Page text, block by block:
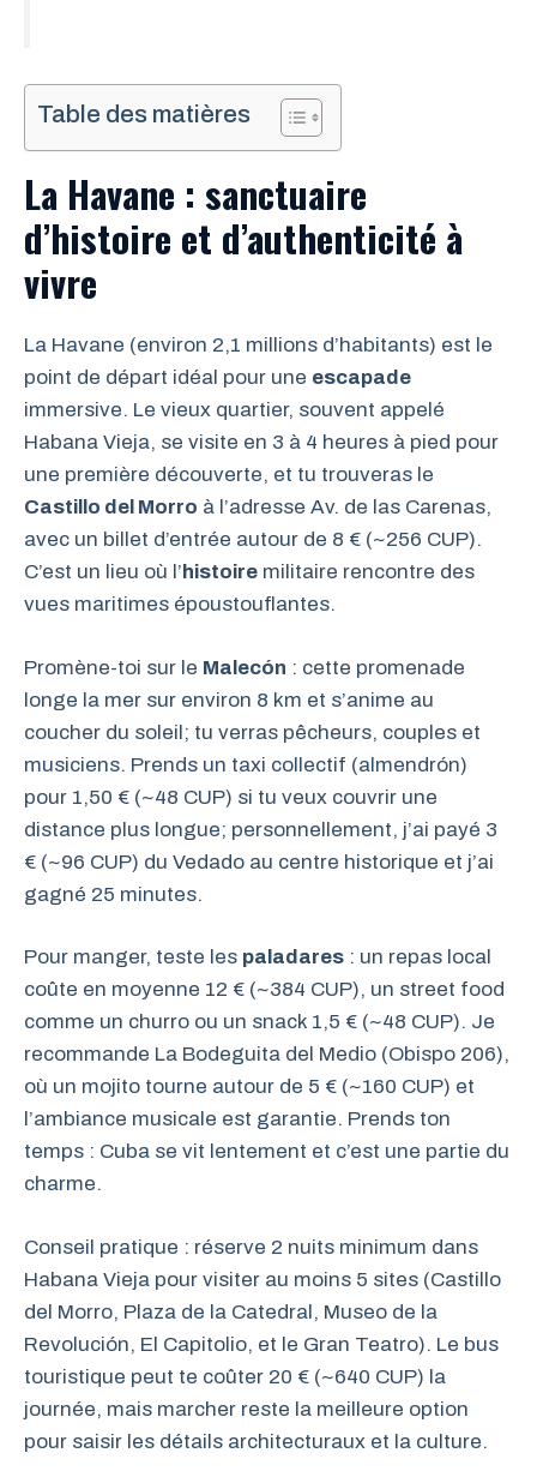
Table des matières
La Havane : sanctuaire
d’histoire et d’authenticité à
vivre
La Havane (environ 2,1 millions d’habitants) est le
point de départ idéal pour une escapade
immersive. Le vieux quartier, souvent appelé
Habana Vieja, se visite en 3 à 4 heures à pied pour
une première découverte, et tu trouveras le
Castillo del Morro à l’adresse Av. de las Carenas,
avec un billet d’entrée autour de 8 € (~256 CUP).
C’est un lieu où l’ histoire militaire rencontre des
vues maritimes époustouflantes.
Promène-toi sur le Malecón : cette promenade
longe la mer sur environ 8 km et s’anime au
coucher du soleil; tu verras pêcheurs, couples et
musiciens. Prends un taxi collectif (almendrón)
pour 1,50 € (~48 CUP) si tu veux couvrir une
distance plus longue; personnellement, j’ai payé 3
€ (~96 CUP) du Vedado au centre historique et j’ai
gagné 25 minutes.
Pour manger, teste les paladares : un repas local
coûte en moyenne 12 € (~384 CUP), un street food
comme un churro ou un snack 1,5 € (~48 CUP). Je
recommande La Bodeguita del Medio (Obispo 206),
où un mojito tourne autour de 5 € (~160 CUP) et
l’ambiance musicale est garantie. Prends ton
temps : Cuba se vit lentement et c’est une partie du
charme.
Conseil pratique : réserve 2 nuits minimum dans
Habana Vieja pour visiter au moins 5 sites (Castillo
del Morro, Plaza de la Catedral, Museo de la
Revolución, El Capitolio, et le Gran Teatro). Le bus
touristique peut te coûter 20 € (~640 CUP) la
journée, mais marcher reste la meilleure option
pour saisir les détails architecturaux et la culture.